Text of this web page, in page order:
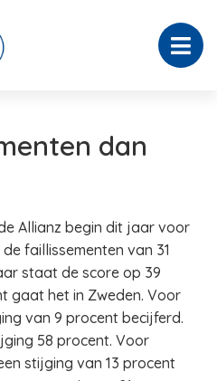
dan
Allianz begin dit jaar voor
faillissementen van 31
staat de score op 39
gaat het in Zweden. Voor
van 9 procent becijferd.
58 procent. Voor
stijging van 13 procent